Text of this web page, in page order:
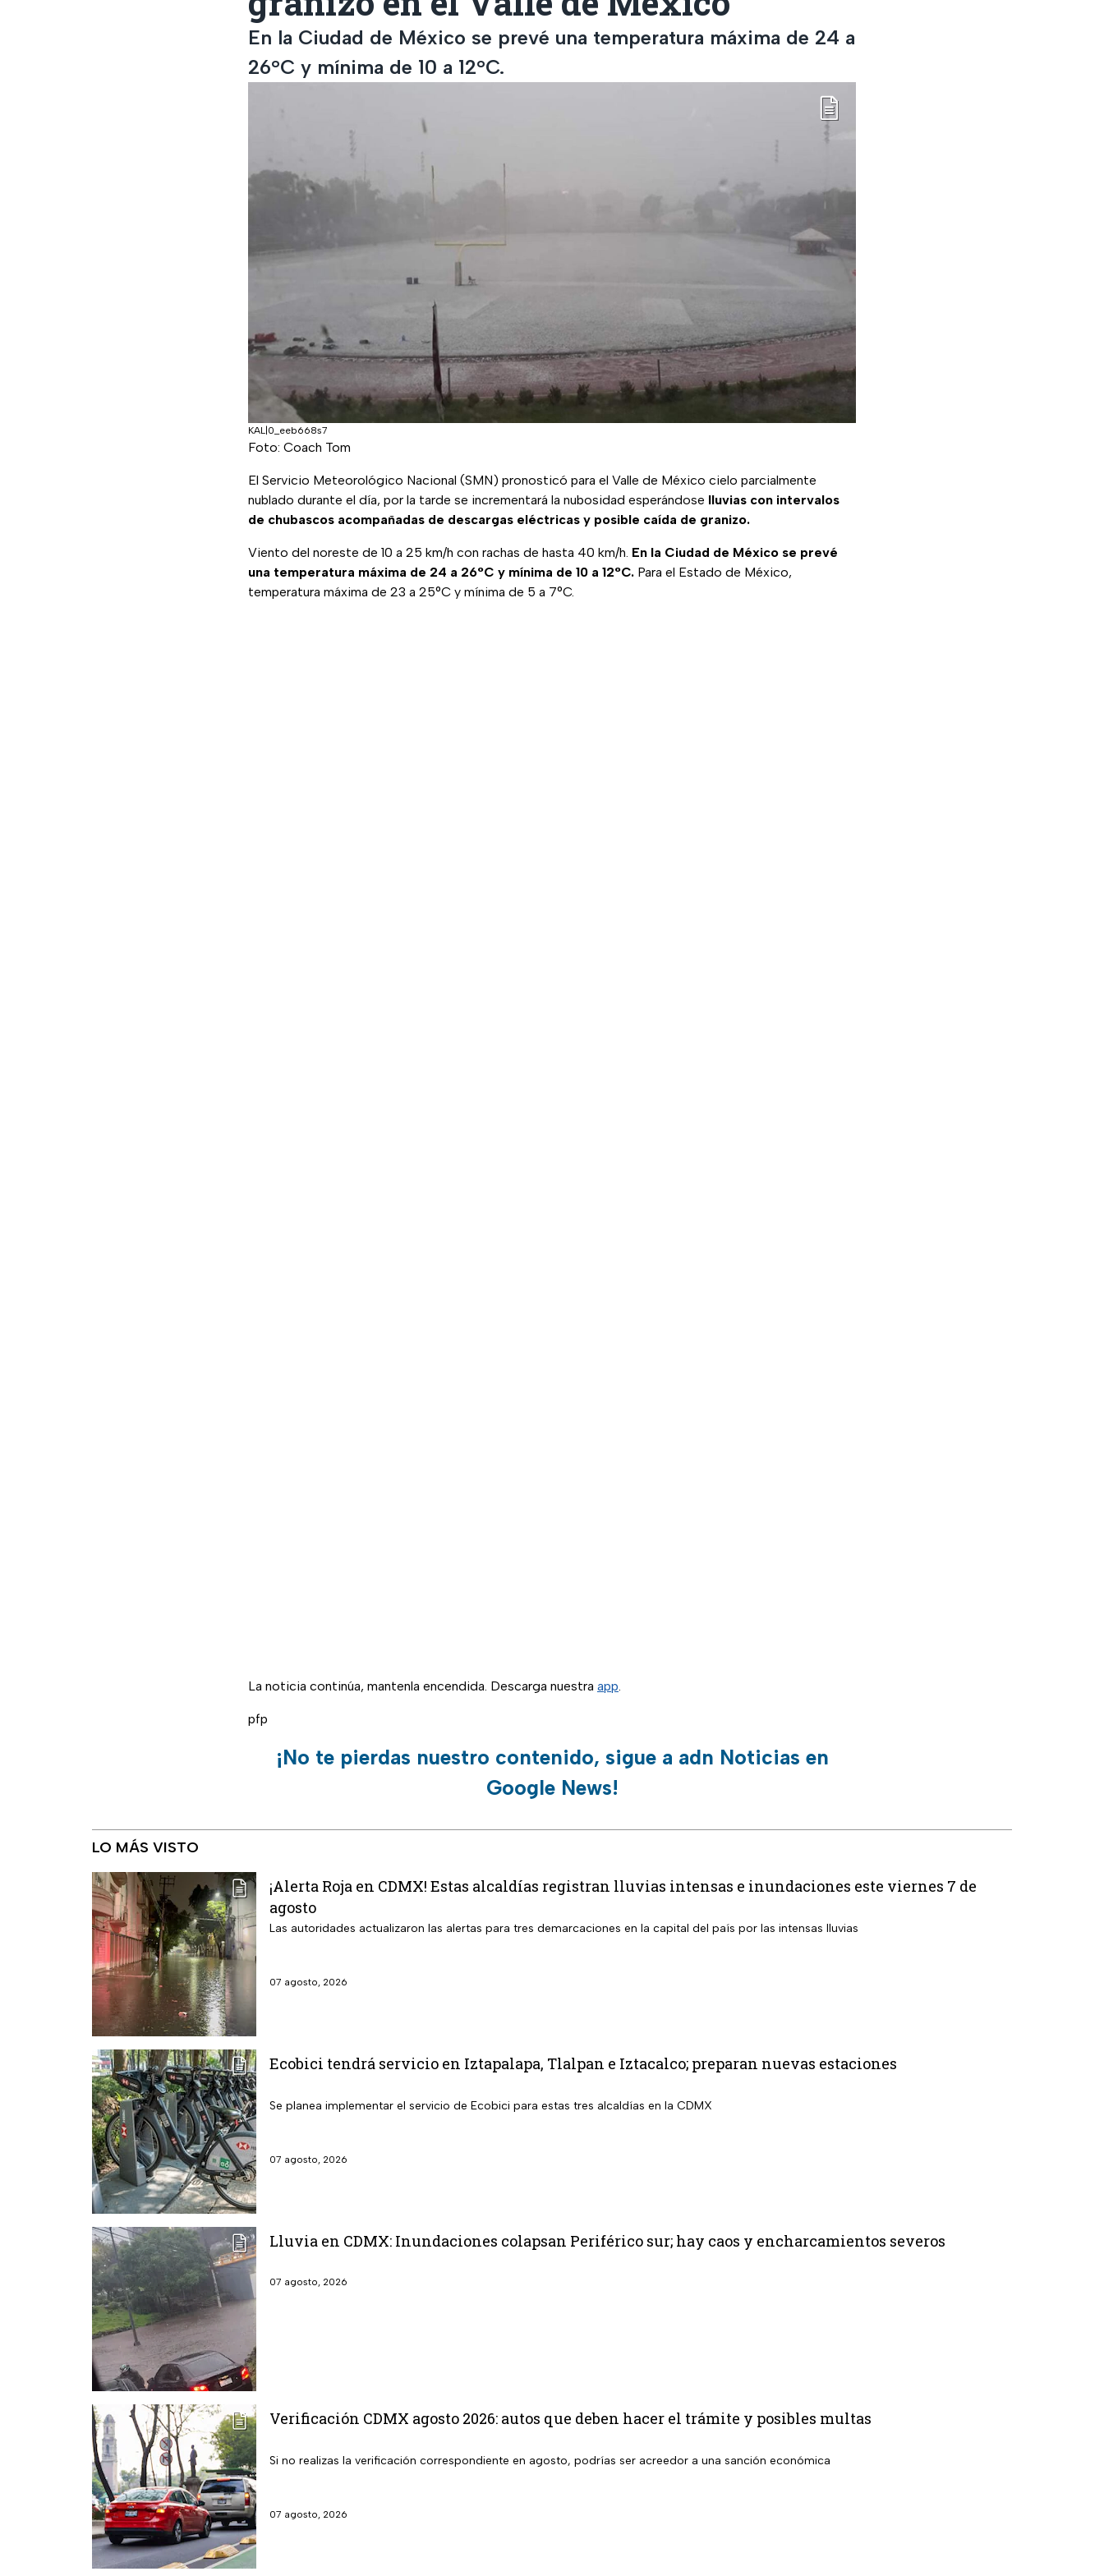
En la Ciudad de México se prevé una temperatura máxima de 24 a
26°C y mínima de 10 a 12°C.
KAL|0_eeb668s7
Foto: Coach Tom
El Servicio Meteorológico Nacional (SMN) pronosticó para el Valle de México cielo parcialmente
nublado durante el día, por la tarde se incrementará la nubosidad esperándose lluvias con intervalos
de chubascos acompañadas de descargas eléctricas y posible caída de granizo.
Viento del noreste de 10 a 25 km/h con rachas de hasta 40 km/h. En la Ciudad de México se prevé
una temperatura máxima de 24 a 26°C y mínima de 10 a 12°C. Para el Estado de México,
temperatura máxima de 23 a 25°C y mínima de 5 a 7°C.
La noticia continúa, mantenla encendida. Descarga nuestra app.
pfp
¡No te pierdas nuestro contenido, sigue a adn Noticias en
Google News!
LO MÁS VISTO
¡Alerta Roja en CDMX! Estas alcaldías registran lluvias intensas e inundaciones este viernes 7 de
agosto
Las autoridades actualizaron las alertas para tres demarcaciones en la capital del país por las intensas lluvias
07 agosto, 2026
Ecobici tendrá servicio en Iztapalapa, Tlalpan e Iztacalco; preparan nuevas estaciones
Se planea implementar el servicio de Ecobici para estas tres alcaldías en la CDMX
07 agosto, 2026
Lluvia en CDMX: Inundaciones colapsan Periférico sur; hay caos y encharcamientos severos
07 agosto, 2026
Verificación CDMX agosto 2026: autos que deben hacer el trámite y posibles multas
Si no realizas la verificación correspondiente en agosto, podrías ser acreedor a una sanción económica
07 agosto, 2026